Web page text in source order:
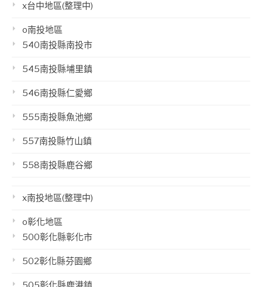
x台中地區(整理中)
o南投地區
540南投縣南投市
545南投縣埔里鎮
546南投縣仁愛鄉
555南投縣魚池鄉
557南投縣竹山鎮
558南投縣鹿谷鄉
x南投地區(整理中)
o彰化地區
500彰化縣彰化市
502彰化縣芬園鄉